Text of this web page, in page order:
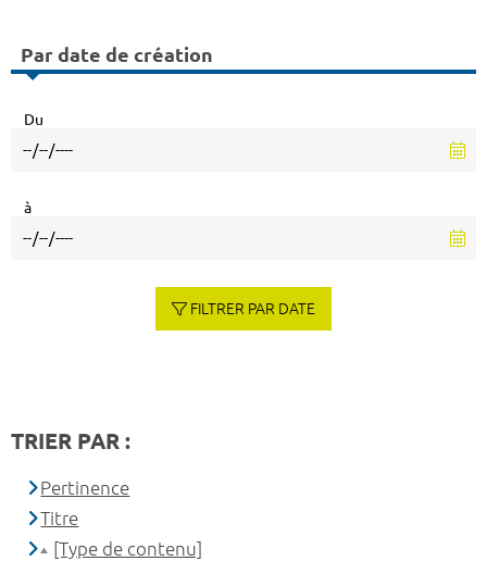
Par date de création
Du
à
FILTRER PAR DATE
TRIER PAR :
Pertinence
Titre
[Type de contenu]